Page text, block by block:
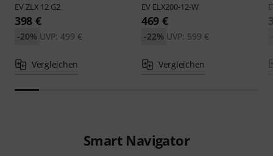
EV ZLX 12 G2
398 €
UVP: 499 €
-20%
Vergleichen
EV ELX200-12-W
469 €
UVP: 599 €
-22%
Vergleichen
Smart Navigator